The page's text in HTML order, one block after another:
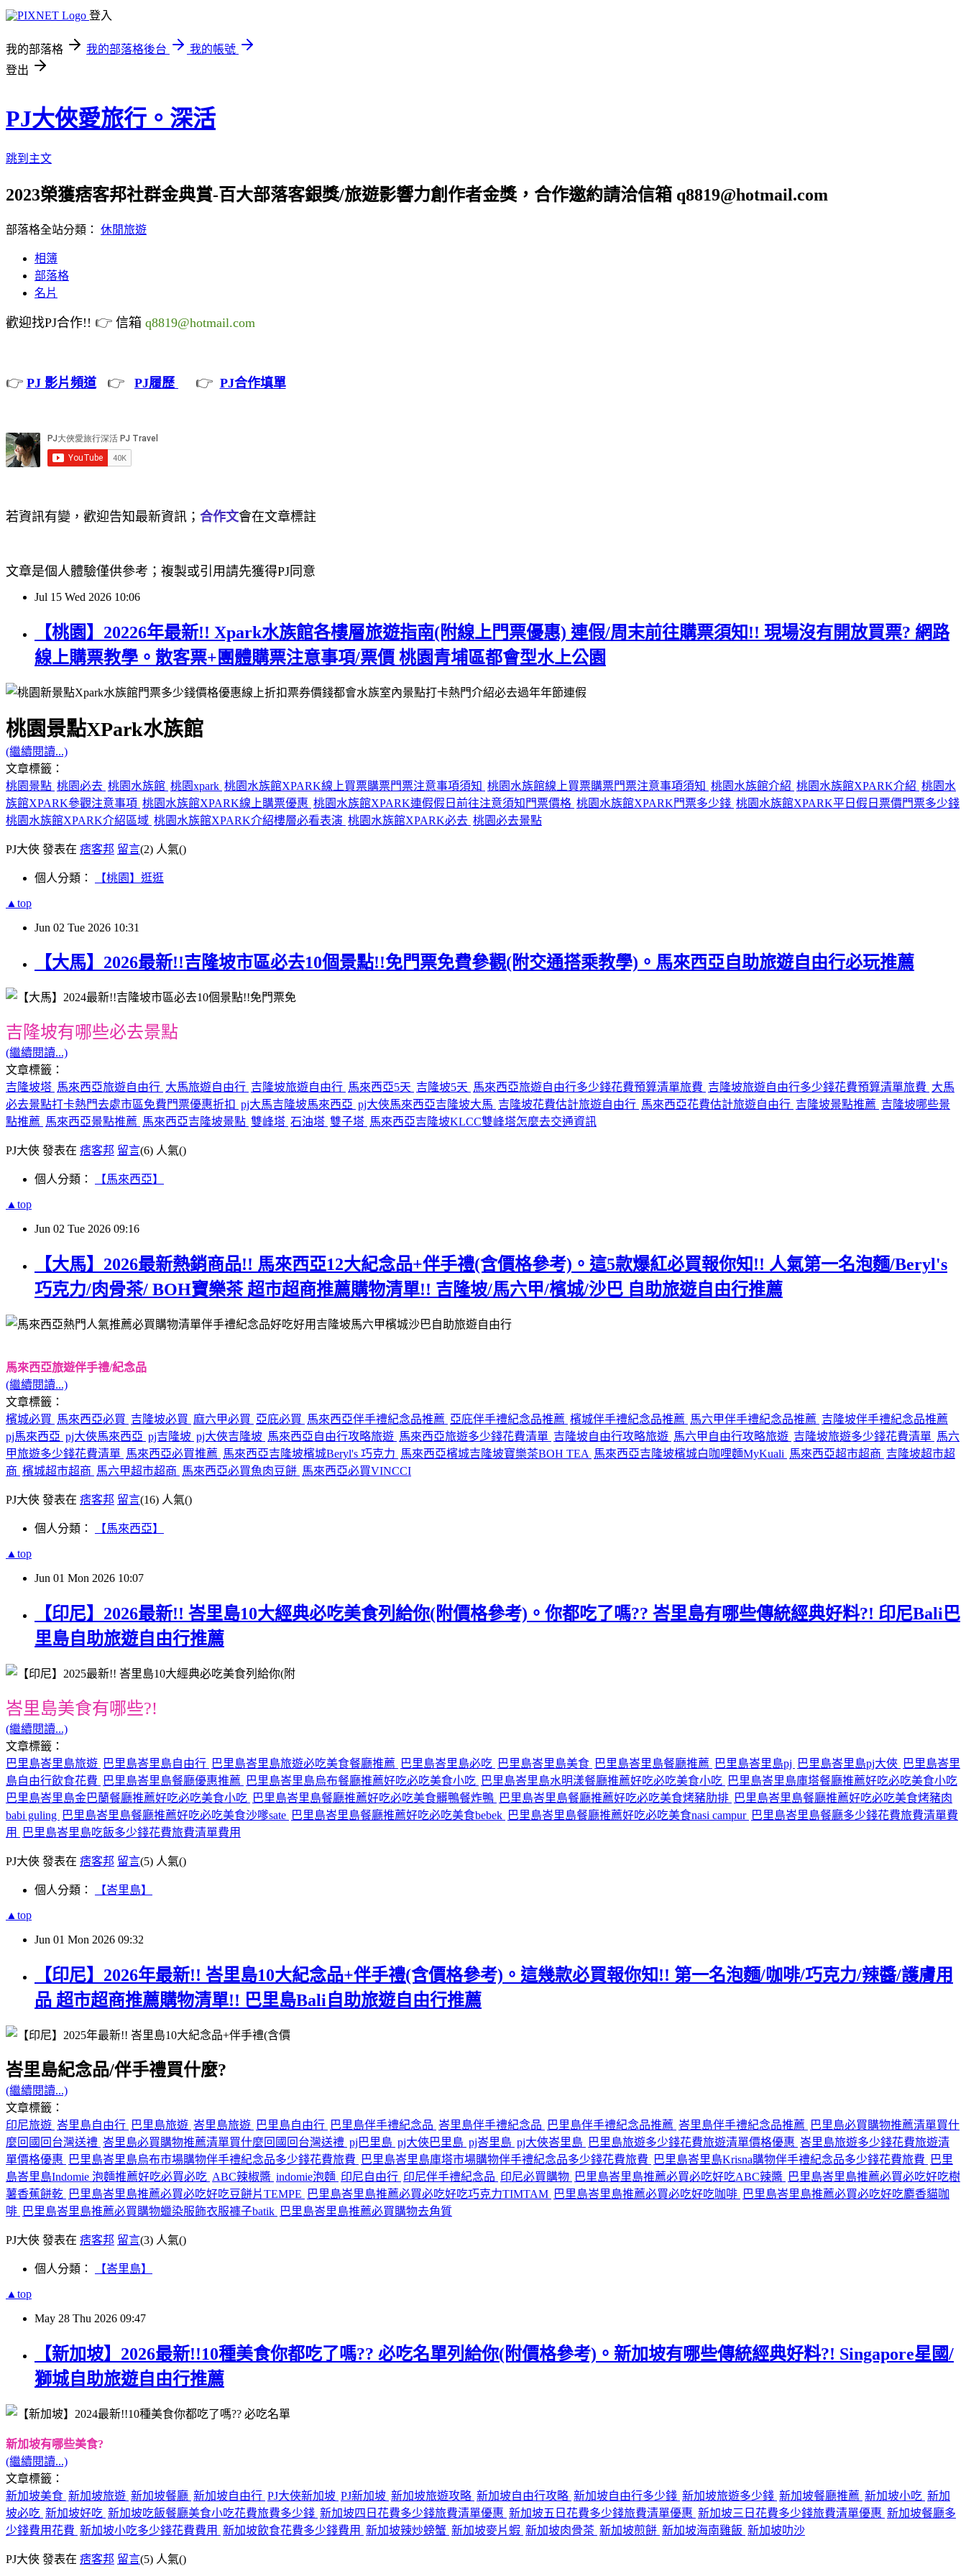
登入
我的部落格 我的部落格後台
我的帳號
登出
PJ大俠愛旅行。深活
跳到主文
2023榮獲痞客邦社群金典賞-百大部落客銀獎/旅遊影響力創作者金獎，合作邀約請洽信箱 q8819@hotmail.com
部落格全站分類： 休閒旅遊
相簿
部落格
名片
歡迎找PJ合作!! 👉 信箱 q8819@hotmail.com
👉 PJ 影片頻道 👉 PJ履歷 👉 PJ合作填單
若資訊有變，歡迎告知最新資訊； 合作文會在文章標註
文章是個人體驗僅供參考；複製或引用請先獲得PJ同意
Jul 15 Wed 2026 10:06
【桃園】20226年最新!! Xpark水族館各樓層旅遊指南(附線上門票優惠) 連假/周末前往購票須知!! 現場沒有開放買票? 網路
線上購票教學。散客票+團體購票注意事項/票價 桃園青埔區都會型水上公園
桃園景點XPark水族館
(繼續閱讀...)
文章標籤：
桃園景點 桃園必去 桃園水族館 桃園xpark 桃園水族館XPARK線上買票購票門票注意事項須知 桃園水族館線上買票購票門票注意事項須知 桃園水族館介紹 桃園水族館XPARK介紹 桃園水
族館XPARK參觀注意事項 桃園水族館XPARK線上購票優惠 桃園水族館XPARK連假假日前往注意須知門票價格 桃園水族館XPARK門票多少錢 桃園水族館XPARK平日假日票價門票多少錢
桃園水族館XPARK介紹區域 桃園水族館XPARK介紹樓層必看表演 桃園水族館XPARK必去 桃園必去景點
PJ大俠 發表在 痞客邦 留言(2) 人氣()
個人分類： 【桃園】逛逛
▲top
Jun 02 Tue 2026 10:31
【大馬】2026最新!!吉隆坡市區必去10個景點!!免門票免費參觀(附交通搭乘教學)。馬來西亞自助旅遊自由行必玩推薦
吉隆坡有哪些必去景點
(繼續閱讀...)
文章標籤：
吉隆坡塔 馬來西亞旅遊自由行 大馬旅遊自由行 吉隆坡旅遊自由行 馬來西亞5天 吉隆坡5天 馬來西亞旅遊自由行多少錢花費預算清單旅費 吉隆坡旅遊自由行多少錢花費預算清單旅費 大馬
必去景點打卡熱門去處市區免費門票優惠折扣 pj大馬吉隆坡馬來西亞 pj大俠馬來西亞吉隆坡大馬 吉隆坡花費估計旅遊自由行 馬來西亞花費估計旅遊自由行 吉隆坡景點推薦 吉隆坡哪些景
點推薦 馬來西亞景點推薦 馬來西亞吉隆坡景點 雙峰塔 石油塔 雙子塔 馬來西亞吉隆坡KLCC雙峰塔怎麼去交通資訊
PJ大俠 發表在 痞客邦 留言(6) 人氣()
個人分類： 【馬來西亞】
▲top
Jun 02 Tue 2026 09:16
【大馬】2026最新熱銷商品!! 馬來西亞12大紀念品+伴手禮(含價格參考)。這5款爆紅必買報你知!! 人氣第一名泡麵/Beryl's
巧克力/肉骨茶/ BOH寶樂茶 超市超商推薦購物清單!! 吉隆坡/馬六甲/檳城/沙巴 自助旅遊自由行推薦
馬來西亞旅遊伴手禮/紀念品
(繼續閱讀...)
文章標籤：
檳城必買 馬來西亞必買 吉隆坡必買 麻六甲必買 亞庇必買 馬來西亞伴手禮紀念品推薦 亞庇伴手禮紀念品推薦 檳城伴手禮紀念品推薦 馬六甲伴手禮紀念品推薦 吉隆坡伴手禮紀念品推薦
pj馬來西亞 pj大俠馬來西亞 pj吉隆坡 pj大俠吉隆坡 馬來西亞自由行攻略旅遊 馬來西亞旅遊多少錢花費清單 吉隆坡自由行攻略旅遊 馬六甲自由行攻略旅遊 吉隆坡旅遊多少錢花費清單 馬六
甲旅遊多少錢花費清單 馬來西亞必買推薦 馬來西亞吉隆坡檳城Beryl's 巧克力 馬來西亞檳城吉隆坡寶樂茶BOH TEA 馬來西亞吉隆坡檳城白咖哩麵MyKuali 馬來西亞超市超商 吉隆坡超市超
商 檳城超市超商 馬六甲超市超商 馬來西亞必買魚肉豆餅 馬來西亞必買VINCCI
PJ大俠 發表在 痞客邦 留言(16) 人氣()
個人分類： 【馬來西亞】
▲top
Jun 01 Mon 2026 10:07
【印尼】2026最新!! 峇里島10大經典必吃美食列給你(附價格參考)。你都吃了嗎?? 峇里島有哪些傳統經典好料?! 印尼Bali巴
里島自助旅遊自由行推薦
峇里島美食有哪些?!
(繼續閱讀...)
文章標籤：
巴里島峇里島旅遊 巴里島峇里島自由行 巴里島峇里島旅遊必吃美食餐廳推薦 巴里島峇里島必吃 巴里島峇里島美食 巴里島峇里島餐廳推薦 巴里島峇里島pj 巴里島峇里島pj大俠 巴里島峇里
島自由行飲食花費
巴里島峇里島餐廳優惠推薦 巴里島峇里島烏布餐廳推薦好吃必吃美食小吃 巴里島峇里島水明漾餐廳推薦好吃必吃美食小吃 巴里島峇里島庫塔餐廳推薦好吃必吃美食小吃
巴里島峇里島金巴蘭餐廳推薦好吃必吃美食小吃 巴里島峇里島餐廳推薦好吃必吃美食髒鴨餐炸鴨 巴里島峇里島餐廳推薦好吃必吃美食烤豬肋排 巴里島峇里島餐廳推薦好吃必吃美食烤豬肉
babi guling 巴里島峇里島餐廳推薦好吃必吃美食沙嗲sate 巴里島峇里島餐廳推薦好吃必吃美食bebek 巴里島峇里島餐廳推薦好吃必吃美食nasi campur 巴里島峇里島餐廳多少錢花費旅費清單費
用
巴里島峇里島吃飯多少錢花費旅費清單費用
PJ大俠 發表在 痞客邦 留言(5) 人氣()
個人分類： 【峇里島】
▲top
Jun 01 Mon 2026 09:32
【印尼】2026年最新!! 峇里島10大紀念品+伴手禮(含價格參考)。這幾款必買報你知!! 第一名泡麵/咖啡/巧克力/辣醬/護膚用
品 超市超商推薦購物清單!! 巴里島Bali自助旅遊自由行推薦
峇里島紀念品/伴手禮買什麼?
(繼續閱讀...)
文章標籤：
印尼旅遊 峇里島自由行 巴里島旅遊 峇里島旅遊 巴里島自由行 巴里島伴手禮紀念品 峇里島伴手禮紀念品 巴里島伴手禮紀念品推薦 峇里島伴手禮紀念品推薦
巴里島必買購物推薦清單買什
麼回國回台灣送禮 峇里島必買購物推薦清單買什麼回國回台灣送禮 pj巴里島 pj大俠巴里島 pj峇里島 pj大俠峇里島 巴里島旅遊多少錢花費旅遊清單價格優惠 峇里島旅遊多少錢花費旅遊清
單價格優惠
巴里島峇里島烏布市場購物伴手禮紀念品多少錢花費旅費 巴里島峇里島庫塔市場購物伴手禮紀念品多少錢花費旅費 巴里島峇里島Krisna購物伴手禮紀念品多少錢花費旅費
巴里
島峇里島Indomie 泡麵推薦好吃必買必吃 ABC辣椒醬 indomie泡麵 印尼自由行 印尼伴手禮紀念品 印尼必買購物 巴里島峇里島推薦必買必吃好吃ABC辣醬 巴里島峇里島推薦必買必吃好吃樹
薯香蕉餅乾 巴里島峇里島推薦必買必吃好吃豆餅片TEMPE 巴里島峇里島推薦必買必吃好吃巧克力TIMTAM 巴里島峇里島推薦必買必吃好吃咖啡 巴里島峇里島推薦必買必吃好吃麝香貓咖
啡 巴里島峇里島推薦必買購物蠟染服飾衣服褲子batik 巴里島峇里島推薦必買購物去角質
PJ大俠 發表在 痞客邦 留言(3) 人氣()
個人分類： 【峇里島】
▲top
May 28 Thu 2026 09:47
【新加坡】2026最新!!10種美食你都吃了嗎?? 必吃名單列給你(附價格參考)。新加坡有哪些傳統經典好料?! Singapore星國/
獅城自助旅遊自由行推薦
新加坡有哪些美食?
(繼續閱讀...)
文章標籤：
新加坡美食 新加坡旅遊 新加坡餐廳 新加坡自由行 PJ大俠新加坡 PJ新加坡 新加坡旅遊攻略 新加坡自由行攻略 新加坡自由行多少錢 新加坡旅遊多少錢 新加坡餐廳推薦 新加坡小吃 新加
坡必吃 新加坡好吃 新加坡吃飯餐廳美食小吃花費旅費多少錢 新加坡四日花費多少錢旅費清單優惠 新加坡五日花費多少錢旅費清單優惠 新加坡三日花費多少錢旅費清單優惠 新加坡餐廳多
少錢費用花費 新加坡小吃多少錢花費費用 新加坡飲食花費多少錢費用 新加坡辣炒螃蟹 新加坡麥片蝦 新加坡肉骨茶 新加坡煎餅 新加坡海南雞飯 新加坡叻沙
PJ大俠 發表在 痞客邦 留言(5) 人氣()